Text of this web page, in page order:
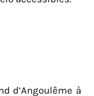
d’Angoulême à